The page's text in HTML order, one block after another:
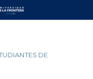
DE